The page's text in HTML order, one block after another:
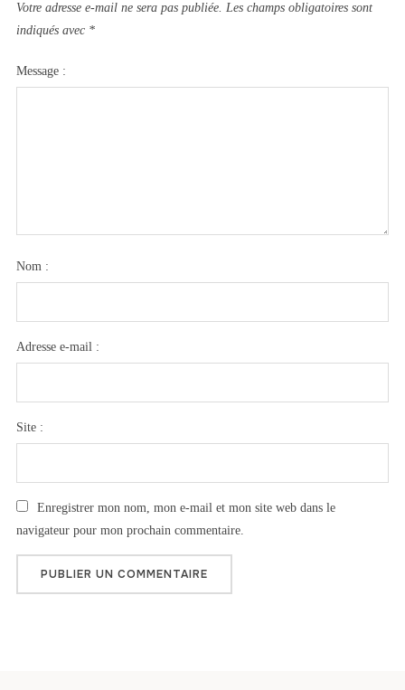
Votre adresse e-mail ne sera pas publiée. Les champs obligatoires sont
indiqués avec *
Message :
Nom :
Adresse e-mail :
Site :
Enregistrer mon nom, mon e-mail et mon site web dans le
navigateur pour mon prochain commentaire.